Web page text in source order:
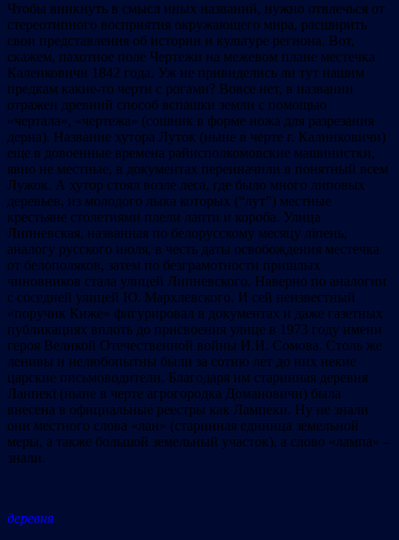
Чтобы вникнуть в смысл иных названий, нужно отвлечься от
стереотипного восприятия окружающего мира, расширить
свои представления об истории и культуре региона. Вот,
скажем, пахотное поле Чертежи на межевом плане местечка
Каленковичи 1842 года. Уж не привиделись ли тут нашим
предкам какие-то черти с рогами? Вовсе нет, в названии
отражен древний способ вспашки земли с помощью
«чертала», «чертежа» (сошник в форме ножа для разрезания
дерна). Название хутора Луток (ныне в черте г. Калинковичи)
еще в довоенные времена райисполкомовские машинистки,
явно не местные, в документах переиначили в понятный всем
Лужок. А хутор стоял возле леса, где было много липовых
деревьев, из молодого лыка которых (“лут”) местные
крестьяне столетиями плели лапти и короба. Улица
Липневская, названная по белорусскому месяцу ліпень,
аналогу русского июля, в честь даты освобождения местечка
от белополяков, затем по безграмотности пришлых
чиновников стала улицей Липневского. Наверно по аналогии
с соседней улицей Ю. Мархлевского. И сей неизвестный
«поручик Киже» фигурировал в документах и даже газетных
публикациях вплоть до присвоения улице в 1973 году имени
героя Великой Отечественной войны И.И. Сомова. Столь же
ленивы и нелюбопытны были за сотню лет до них некие
царские письмоводители. Благодаря им старинная деревня
Ланпекі (ныне в черте агрогородка Домановичи) была
внесена в официальные реестры как Лампеки. Ну не знали
они местного слова «лан» (старинная единица земельной
меры, а также большой земельный участок), а слово «лампа» –
знали.
деревня